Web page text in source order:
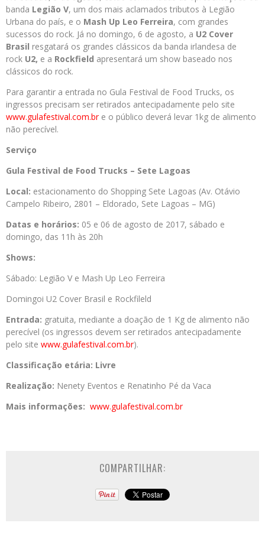
banda Legião V, um dos mais aclamados tributos à Legião
Urbana do país, e o Mash Up Leo Ferreira, com grandes
sucessos do rock. Já no domingo, 6 de agosto, a U2 Cover
Brasil resgatará os grandes clássicos da banda irlandesa de
rock U2, e a Rockfield apresentará um show baseado nos
clássicos do rock.
Para garantir a entrada no Gula Festival de Food Trucks, os
ingressos precisam ser retirados antecipadamente pelo site
www.gulafestival.com.bre o público deverá levar 1kg de alimento
não perecível.
Serviço
Gula Festival de Food Trucks – Sete Lagoas
Local: estacionamento do Shopping Sete Lagoas (Av. Otávio
Campelo Ribeiro, 2801 – Eldorado, Sete Lagoas – MG)
Datas e horários: 05 e 06 de agosto de 2017, sábado e
domingo, das 11h às 20h
Shows:
Sábado: Legião V e Mash Up Leo Ferreira
Domingoi U2 Cover Brasil e Rockfileld
Entrada: gratuita, mediante a doação de 1 Kg de alimento não
perecível (os ingressos devem ser retirados antecipadamente
pelo site www.gulafestival.com.br).
Classificação etária: Livre
Realização: Nenety Eventos e Renatinho Pé da Vaca
Mais informações: www.gulafestival.com.br
COMPARTILHAR: